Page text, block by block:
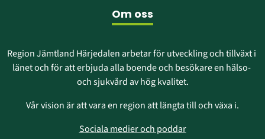
Om oss
Region Jämtland Härjedalen arbetar för utveckling och tillväxt i
länet och för att erbjuda alla boende och besökare en hälso-
och sjukvård av hög kvalitet.
Vår vision är att vara en region att längta till och växa i.
Sociala medier och poddar